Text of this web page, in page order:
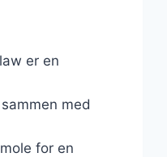
er en
med
for en